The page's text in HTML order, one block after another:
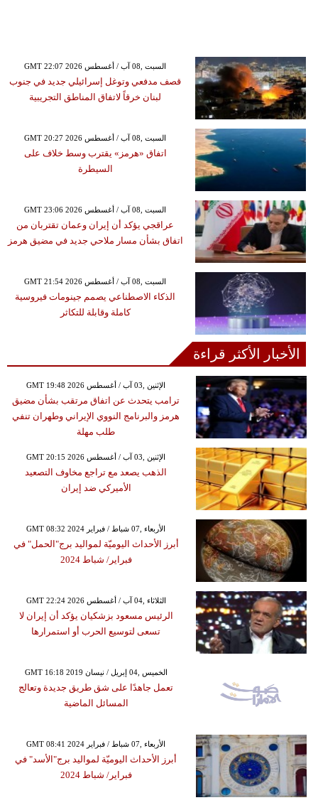
GMT 22:07 2026 السبت ,08 آب / أغسطس
قصف مدفعي وتوغل إسرائيلي جديد في جنوب
لبنان خرقاً لاتفاق المناطق التجريبية
GMT 20:27 2026 السبت ,08 آب / أغسطس
اتفاق «هرمز» يقترب وسط خلاف على
السيطرة
GMT 23:06 2026 السبت ,08 آب / أغسطس
عراقجي يؤكد أن إيران وعمان تقتربان من
اتفاق بشأن مسار ملاحي جديد في مضيق هرمز
GMT 21:54 2026 السبت ,08 آب / أغسطس
الذكاء الاصطناعي يصمم جينومات فيروسية
كاملة وقابلة للتكاثر
الأخبار الأكثر قراءة
GMT 19:48 2026 الإثنين ,03 آب / أغسطس
ترامب يتحدث عن اتفاق مرتقب بشأن مضيق
هرمز والبرنامج النووي الإيراني وطهران تنفي
طلب مهلة
GMT 20:15 2026 الإثنين ,03 آب / أغسطس
الذهب يصعد مع تراجع مخاوف التصعيد
الأميركي ضد إيران
GMT 08:32 2024 الأربعاء ,07 شباط / فبراير
أبرز الأحداث اليوميّة لمواليد برج"الحمل" في
فبراير/ شباط 2024
GMT 22:24 2026 الثلاثاء ,04 آب / أغسطس
الرئيس مسعود بزشكيان يؤكد أن إيران لا
تسعى لتوسيع الحرب أو استمرارها
GMT 16:18 2019 الخميس ,04 إبريل / نيسان
تعمل جاهدًا على شق طريق جديدة وتعالج
المسائل الماضية
GMT 08:41 2024 الأربعاء ,07 شباط / فبراير
أبرز الأحداث اليوميّة لمواليد برج"الأسد" في
فبراير/ شباط 2024